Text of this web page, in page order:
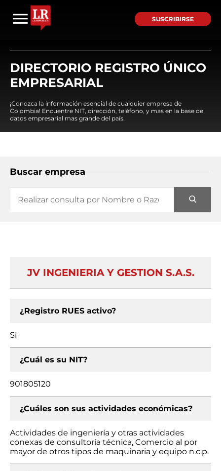
SUSCRIBIRSE
DIRECTORIO REGISTRO ÚNICO
EMPRESARIAL
¡Conozca la información esencial de cualquier empresa de
Colombia! Encuentre NIT, dirección, teléfono, y mas en la base de
datos empresarial mas grande del país.
Buscar empresa
JV INGENIERIA Y GESTION S.A.S.
¿Registro RUES activo?
Si
¿Cuál es su NIT?
901805120
¿Cuáles son sus actividades económicas?
Actividades de ingeniería y otras actividades
conexas de consultoría técnica, Comercio al por
mayor de otros tipos de maquinaria y equipo n.c.p.